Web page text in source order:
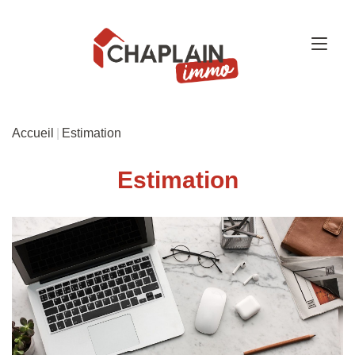
Accueil Estimation
Estimation